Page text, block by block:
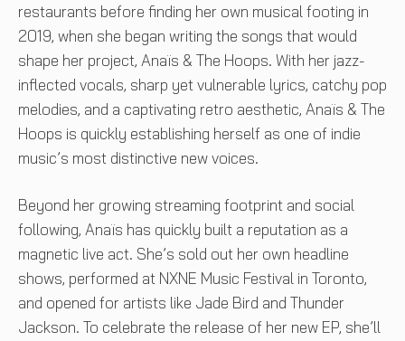
restaurants before finding her own musical footing in
2019, when she began writing the songs that would
shape her project, Anaïs & The Hoops. With her jazz-
inflected vocals, sharp yet vulnerable lyrics, catchy pop
melodies, and a captivating retro aesthetic, Anaïs & The
Hoops is quickly establishing herself as one of indie
music’s most distinctive new voices.
Beyond her growing streaming footprint and social
following, Anaïs has quickly built a reputation as a
magnetic live act. She’s sold out her own headline
shows, performed at NXNE Music Festival in Toronto,
and opened for artists like Jade Bird and Thunder
Jackson. To celebrate the release of her new EP, she’ll